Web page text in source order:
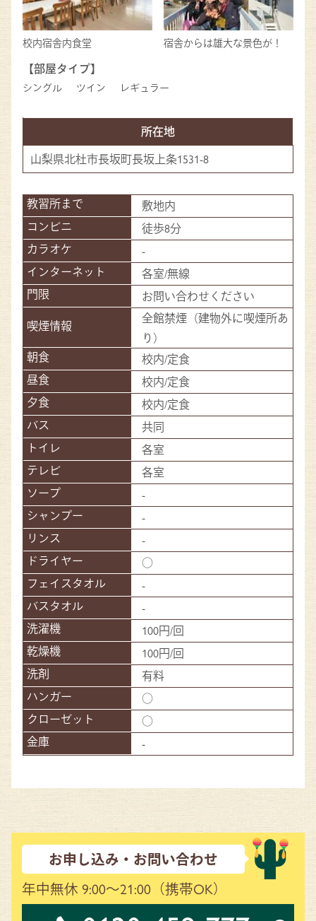
校内宿舎内食堂 宿舎からは雄大な景色が！
【部屋タイプ】
シングル ツイン レギュラー
所在地
山梨県北杜市長坂町長坂上条1531-8
敷地内
徒歩8分
-
各室/無線
お問い合わせください
全館禁煙（建物外に喫煙所あ
り）
校内/定食
校内/定食
校内/定食
共同
各室
各室
-
-
-
○
-
-
100円/回
100円/回
有料
○
○
-
お申し込み・お問い合わせ
年中無休 9:00～21:00 （携帯OK）